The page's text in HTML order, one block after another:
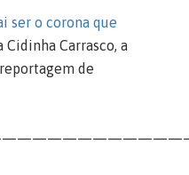
ser o corona que
Cidinha Carrasco, a
de